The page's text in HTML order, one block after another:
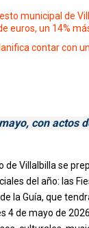
municipal de
euros, un 14%
contar con
con actos
de Villalbilla se
del año: las
la Guía, que
4 de mayo de